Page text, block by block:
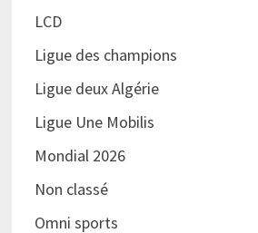
LCD
Ligue des champions
Ligue deux Algérie
Ligue Une Mobilis
Mondial 2026
Non classé
Omni sports